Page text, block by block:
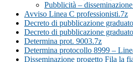
Pubblicità –
Avviso Linea C professionisti.7z
Decreto di pubblicazione
Decreto di pubblicazione
Determina prot. 9003.7z
Determina protocollo 8999 –
Disseminazione progetto Fila la